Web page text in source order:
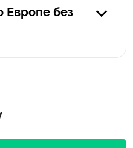
телефона за 5
за границу на e-
Европе без
получить штраф от